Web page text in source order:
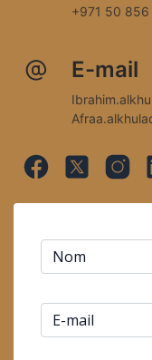
+971 50
E-mail